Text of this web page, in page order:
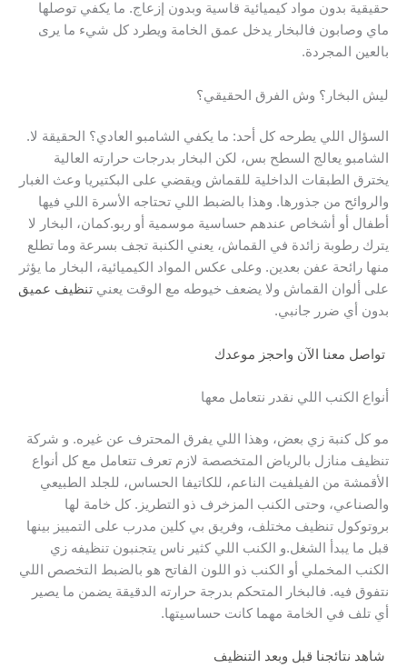
حقيقية بدون مواد كيميائية قاسية وبدون إزعاج. ما يكفي توصلها
ماي وصابون فالبخار يدخل عمق الخامة ويطرد كل شيء ما يرى
بالعين المجردة.
ليش البخار؟ وش الفرق الحقيقي؟
السؤال اللي يطرحه كل أحد: ما يكفي الشامبو العادي؟ الحقيقة لا.
الشامبو يعالج السطح بس، لكن البخار بدرجات حرارته العالية
يخترق الطبقات الداخلية للقماش ويقضي على البكتيريا وعث الغبار
والروائح من جذورها. وهذا بالضبط اللي تحتاجه الأسرة اللي فيها
أطفال أو أشخاص عندهم حساسية موسمية أو ربو.كمان، البخار لا
يترك رطوبة زائدة في القماش، يعني الكنبة تجف بسرعة وما تطلع
منها رائحة عفن بعدين. وعلى عكس المواد الكيميائية، البخار ما يؤثر
على ألوان القماش ولا يضعف خيوطه مع الوقت يعني تنظيف عميق
بدون أي ضرر جانبي.
تواصل معنا الآن واحجز موعدك
أنواع الكنب اللي نقدر نتعامل معها
مو كل كنبة زي بعض، وهذا اللي يفرق المحترف عن غيره. و شركة
تنظيف منازل بالرياض المتخصصة لازم تعرف تتعامل مع كل أنواع
الأقمشة من الفيلفيت الناعم، للكاتيفا الحساس، للجلد الطبيعي
والصناعي، وحتى الكنب المزخرف ذو التطريز. كل خامة لها
بروتوكول تنظيف مختلف، وفريق بي كلين مدرب على التمييز بينها
قبل ما يبدأ الشغل.و الكنب اللي كثير ناس يتجنبون تنظيفه زي
الكنب المخملي أو الكنب ذو اللون الفاتح هو بالضبط التخصص اللي
نتفوق فيه. فالبخار المتحكم بدرجة حرارته الدقيقة يضمن ما يصير
أي تلف في الخامة مهما كانت حساسيتها.
شاهد نتائجنا قبل وبعد التنظيف